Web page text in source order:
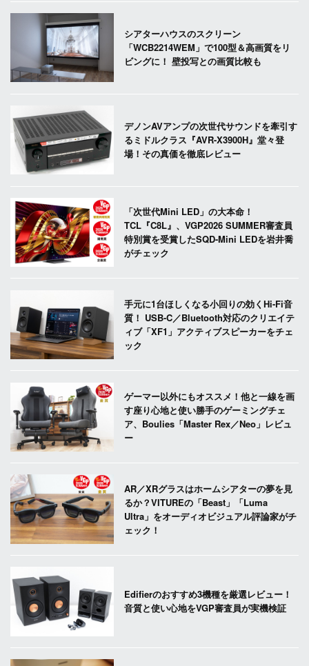
シアターハウスのスクリーン
「WCB2214WEM」で100型＆高画質をリ
ビングに！ 壁投写との画質比較も
デノンAVアンプの次世代サウンドを牽引す
るミドルクラス『AVR-X3900H』堂々登
場！その真価を徹底レビュー
「次世代Mini LED」の大本命！
TCL『C8L』、VGP2026 SUMMER審査員
特別賞を受賞したSQD-Mini LEDを岩井喬
がチェック
手元に1台ほしくなる小回りの効くHi-Fi音
質！ USB-C／Bluetooth対応のクリエイテ
ィブ「XF1」アクティブスピーカーをチェ
ック
ゲーマー以外にもオススメ！他と一線を画
す座り心地と使い勝手のゲーミングチェ
ア、Boulies「Master Rex／Neo」レビュ
ー
AR／XRグラスはホームシアターの夢を見
るか？VITUREの「Beast」「Luma
Ultra」をオーディオビジュアル評論家がチ
ェック！
Edifierのおすすめ3機種を厳選レビュー！
音質と使い心地をVGP審査員が実機検証